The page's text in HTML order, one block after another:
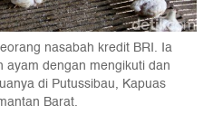
nasabah kredit BRI. Ia
ayam dengan mengikuti dan
di Putussibau, Kapuas
Barat.